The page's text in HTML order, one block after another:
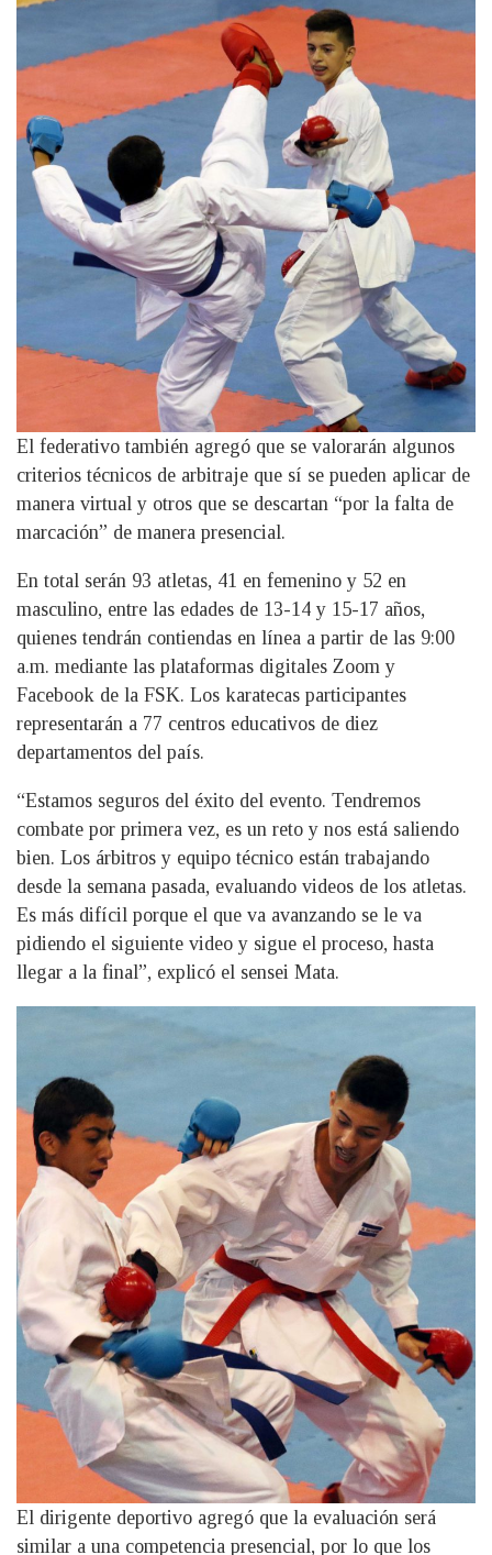
El federativo también agregó que se valorarán algunos
criterios técnicos de arbitraje que sí se pueden aplicar de
manera virtual y otros que se descartan “por la falta de
marcación” de manera presencial.
En total serán 93 atletas, 41 en femenino y 52 en
masculino, entre las edades de 13-14 y 15-17 años,
quienes tendrán contiendas en línea a partir de las 9:00
a.m. mediante las plataformas digitales Zoom y
Facebook de la FSK. Los karatecas participantes
representarán a 77 centros educativos de diez
departamentos del país.
“Estamos seguros del éxito del evento. Tendremos
combate por primera vez, es un reto y nos está saliendo
bien. Los árbitros y equipo técnico están trabajando
desde la semana pasada, evaluando videos de los atletas.
Es más difícil porque el que va avanzando se le va
pidiendo el siguiente video y sigue el proceso, hasta
llegar a la final”, explicó el sensei Mata.
El dirigente deportivo agregó que la evaluación será
similar a una competencia presencial, por lo que los